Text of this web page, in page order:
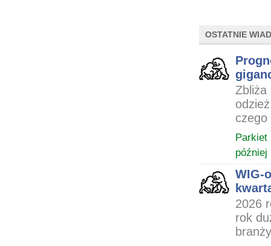
OSTATNIE
Zbliża
czego
Parkiet
później
WIG-
2026
rok